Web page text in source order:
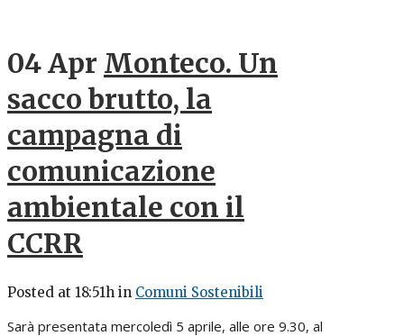
04 Apr Monteco. Un
sacco brutto, la
campagna di
comunicazione
ambientale con il
CCRR
Posted at 18:51h in Comuni Sostenibili
Sarà presentata mercoledì 5 aprile, alle ore 9.30, al